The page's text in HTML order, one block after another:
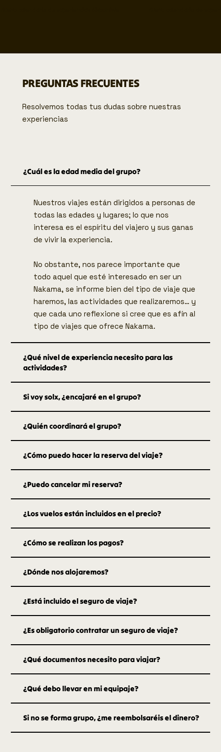
PREGUNTAS FRECUENTES
Resolvemos todas tus dudas sobre nuestras
experiencias
¿Cuál es la edad media del grupo?
Nuestros viajes están dirigidos a personas de
todas las edades y lugares; lo que nos
interesa es el espíritu del viajero y sus ganas
de vivir la experiencia.
No obstante, nos parece importante que
todo aquel que esté interesado en ser un
Nakama, se informe bien del tipo de viaje que
haremos, las actividades que realizaremos… y
que cada uno reflexione si cree que es afín al
tipo de viajes que ofrece Nakama.
¿Qué nivel de experiencia necesito para las
actividades?
Si voy solx, ¿encajaré en el grupo?
¿Quién coordinará el grupo?
¿Cómo puedo hacer la reserva del viaje?
¿Puedo cancelar mi reserva?
¿Los vuelos están incluidos en el precio?
¿Cómo se realizan los pagos?
¿Dónde nos alojaremos?
¿Está incluido el seguro de viaje?
¿Es obligatorio contratar un seguro de viaje?
¿Qué documentos necesito para viajar?
¿Qué debo llevar en mi equipaje?
Si no se forma grupo, ¿me reembolsaréis el dinero?